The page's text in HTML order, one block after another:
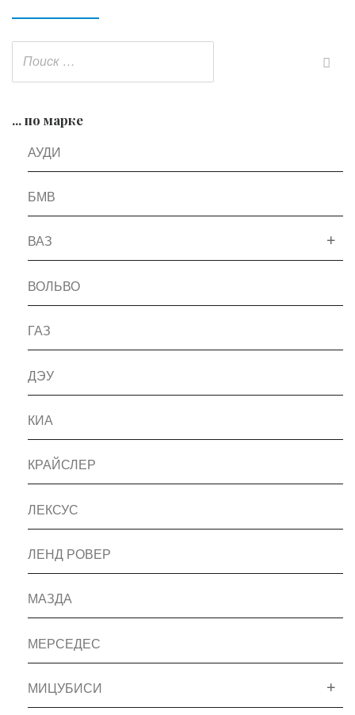
... по марке
АУДИ
БМВ
ВАЗ
ВОЛЬВО
ГАЗ
ДЭУ
КИА
КРАЙСЛЕР
ЛЕКСУС
ЛЕНД РОВЕР
МАЗДА
МЕРСЕДЕС
МИЦУБИСИ